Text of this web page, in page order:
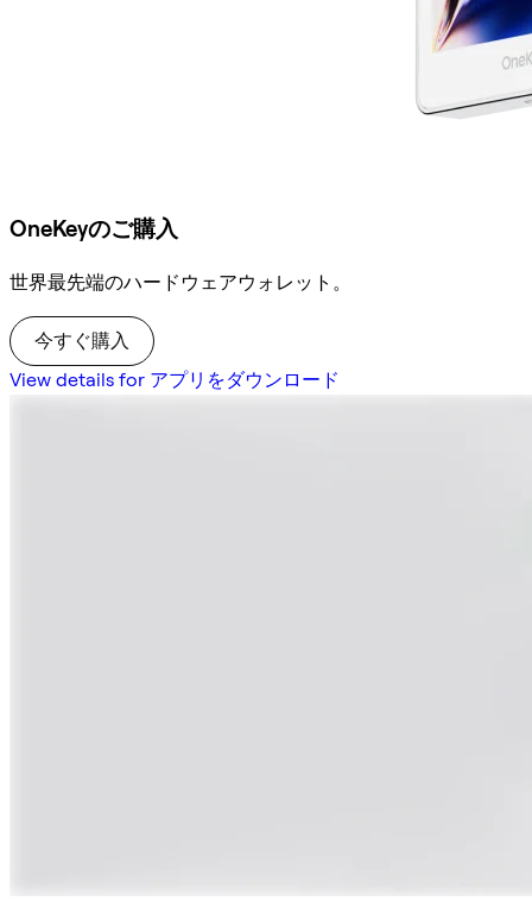
OneKeyのご購入
世界最先端のハードウェアウォレット。
今すぐ購入
View details for アプリをダウンロード